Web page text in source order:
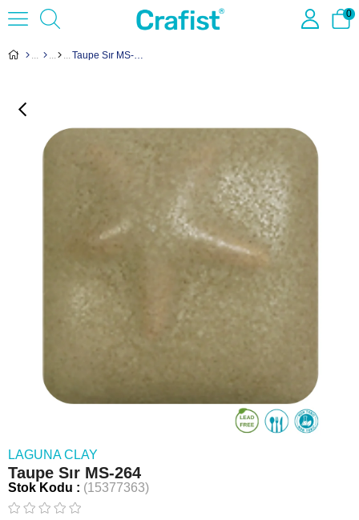
0
Taupe Sır MS-264
LAGUNA CLAY
Taupe Sır MS-264
Stok Kodu (15377363)